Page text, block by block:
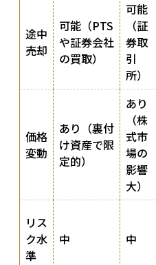
途中
売却
可能（PTS
や証券会社
の買取）
可能
（証
券取
引
所）
価格
変動
あり（裏付
け資産で限
定的）
あり
（株
式市
場の
影響
大）
リス
ク水
準
中 中